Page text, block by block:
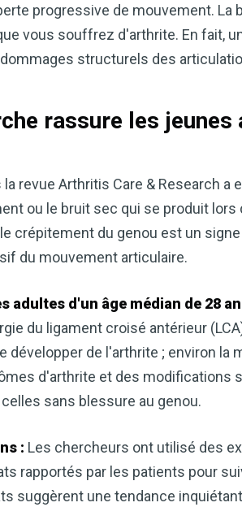
progressive de mouvement.
vous souffrez d'arthrite. En fait,
structurels des
rassure les
revue Arthritis Care & Research
ou le bruit sec qui se produit
crépitement du genou est un
du mouvement articulaire.
adultes d'un âge médian de 28
du ligament croisé antérieur
développer de l'arthrite ; environ
d'arthrite et des modifications
sans blessure au genou.
: Les chercheurs ont utilisé des
rapportés par les patients pour
suggèrent une tendance
grâce
Le
précieux